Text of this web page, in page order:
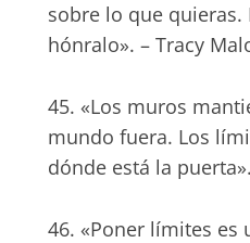
sobre lo que
hónralo». – Tracy
45. «Los muros
mundo fuera. Los
dónde está la
46. «Poner límites es